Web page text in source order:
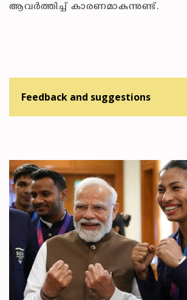
ആവർത്തിച്ച് കാരണമാകുന്നുണ്ട്.
Feedback and suggestions